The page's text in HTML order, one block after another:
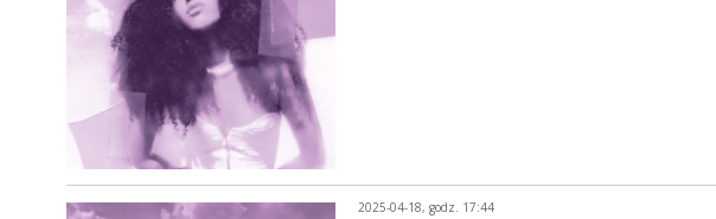
2025-04-18, godz. 17:44